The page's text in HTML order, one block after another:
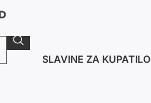
SLAVINE ZA KUPATILO